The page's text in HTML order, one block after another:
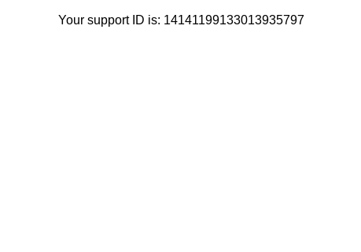
Your support ID is: 14141199133013935797